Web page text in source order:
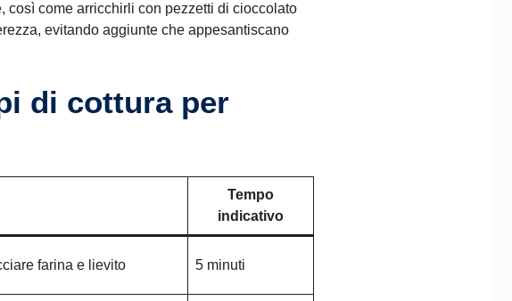
così come arricchirli con pezzetti di cioccolato
evitando aggiunte che appesantiscano
di cottura per
Tempo
indicativo
farina e lievito 5 minuti